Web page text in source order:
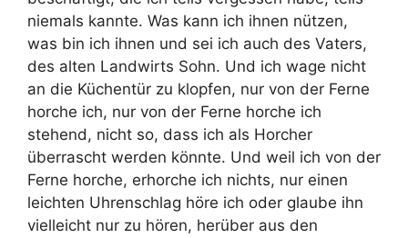
niemals kannte. Was kann ich ihnen nützen,
was bin ich ihnen und sei ich auch des Vaters,
des alten Landwirts Sohn. Und ich wage nicht
an die Küchentür zu klopfen, nur von der Ferne
horche ich, nur von der Ferne horche ich
stehend, nicht so, dass ich als Horcher
überrascht werden könnte. Und weil ich von der
Ferne horche, erhorche ich nichts, nur einen
leichten Uhrenschlag höre ich oder glaube ihn
vielleicht nur zu hören, herüber aus den